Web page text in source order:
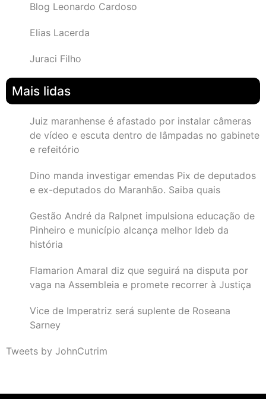
Blog Leonardo Cardoso
Elias Lacerda
Juraci Filho
Mais lidas
Juiz maranhense é afastado por instalar câmeras
de vídeo e escuta dentro de lâmpadas no gabinete
e refeitório
Dino manda investigar emendas Pix de deputados
e ex-deputados do Maranhão. Saiba quais
Gestão André da Ralpnet impulsiona educação de
Pinheiro e município alcança melhor Ideb da
história
Flamarion Amaral diz que seguirá na disputa por
vaga na Assembleia e promete recorrer à Justiça
Vice de Imperatriz será suplente de Roseana
Sarney
Tweets by JohnCutrim